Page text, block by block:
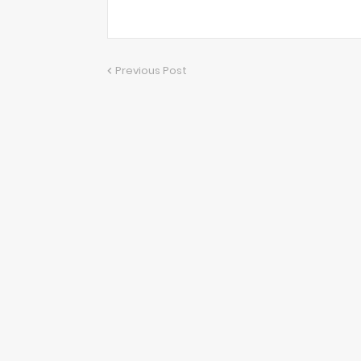
Previous Post